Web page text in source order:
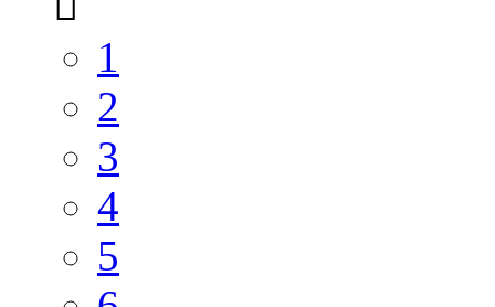
1
2
3
4
5